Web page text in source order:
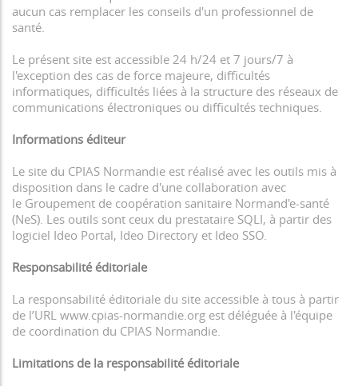
aucun cas remplacer les conseils d'un professionnel de
santé.
Le présent site est accessible 24 h/24 et 7 jours/7 à
l'exception des cas de force majeure, difficultés
informatiques, difficultés liées à la structure des réseaux de
communications électroniques ou difficultés techniques.
Informations éditeur
Le site du CPIAS Normandie est réalisé avec les outils mis à
disposition dans le cadre d'une collaboration avec
le Groupement de coopération sanitaire Normand'e-santé
(NeS). Les outils sont ceux du prestataire SQLI, à partir des
logiciel Ideo Portal, Ideo Directory et Ideo SSO.
Responsabilité éditoriale
La responsabilité éditoriale du site accessible à tous à partir
de l’URL www.cpias-normandie.org est déléguée à l'équipe
de coordination du CPIAS Normandie.
Limitations de la responsabilité éditoriale